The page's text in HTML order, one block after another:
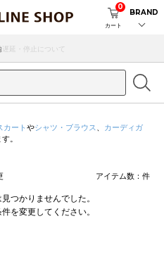
カート
0
BRAND
延・停止について
カート やシャツ・ブラウス
カーディガ
。
アイテム数： 件
つかりませんでした。
を変更してください。